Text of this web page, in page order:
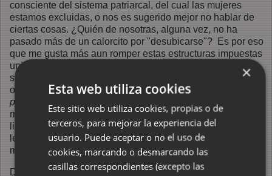
consciente del sistema patriarcal, del cual las mujeres
estamos excluidas, o nos es sugerido mejor no hablar de
ciertas cosas. ¿Quién de nosotras, alguna vez, no ha
pasado más de un calorcito por "desubicarse"? Es por eso
que me gusta más aun romper estas estructuras impuestas
unilateralmente, el sabor de transgredirlas, es picante. El
sistema instala miedo y paraliza algunas mujeres, mientras
otras cantamos junto con Liliana Felipenos tienen miedo
porque no tenemos miedo
. Pero es real que aún hoy, en
muchas sociedades, cuando mencionamos el sexo, la
libertad, somos castigadas. Inclusive, entre mujeres y
lesbianas, la sexualidad y el goce, siguen siendo, en
muchos casos, un tema tabú.
Dado que este silencio fue construido a la fuerza, aquí
×
Esta web utiliza cookies
Este sitio web utiliza cookies, propias o de
terceros, para mejorar la experiencia del
usuario. Puede aceptar o no el uso de
cookies, marcando o desmarcando las
casillas correspondientes (excepto las